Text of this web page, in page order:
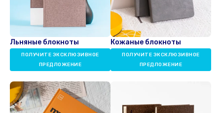
Льняные блокноты
ПОЛУЧИТЕ ЭКСКЛЮЗИВНОЕ
ПРЕДЛОЖЕНИЕ
Кожаные блокноты
ПОЛУЧИТЕ ЭКСКЛЮЗИВНОЕ
ПРЕДЛОЖЕНИЕ